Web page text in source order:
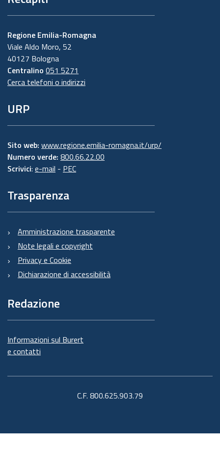
Regione Emilia-Romagna
Viale Aldo Moro, 52
40127 Bologna
Centralino 051 5271
Cerca telefoni o indirizzi
URP
Sito web: www.regione.emilia-romagna.it/urp/
Numero verde: 800.66.22.00
Scrivici: e-mail - PEC
Trasparenza
Amministrazione trasparente
Note legali e copyright
Privacy e Cookie
Dichiarazione di accessibilità
Redazione
Informazioni sul Burert
e contatti
C.F. 800.625.903.79